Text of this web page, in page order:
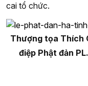
cai tổ chức.
Thượng tọa Thích
điệp Phật đản